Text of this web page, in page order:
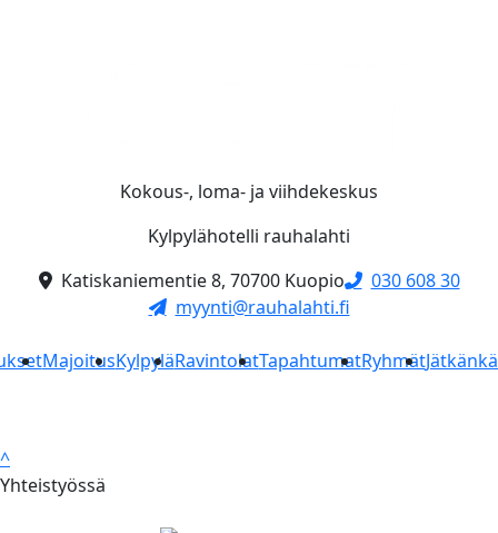
Kokous-, loma- ja viihdekeskus
Kylpylähotelli rauhalahti
Katiskaniementie 8, 70700 Kuopio
030 608 30
myynti@rauhalahti.fi
MajoitusKylpyläRavintolatTapahtumatRyhmät
^
Yhteistyössä